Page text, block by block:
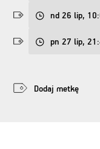
nd 26 lip,
pn 27 lip,
Dodaj metkę